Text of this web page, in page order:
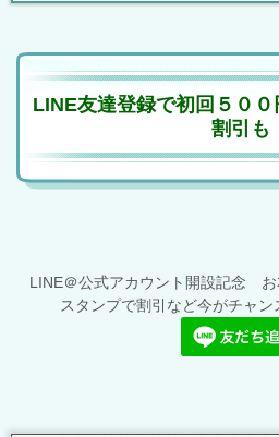
LINE友達登録で初回５０
割引も
LINE＠公式アカウント開設記念 お
スタンプで割引など今がチャ